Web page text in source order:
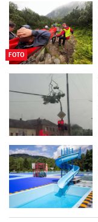
FOTO